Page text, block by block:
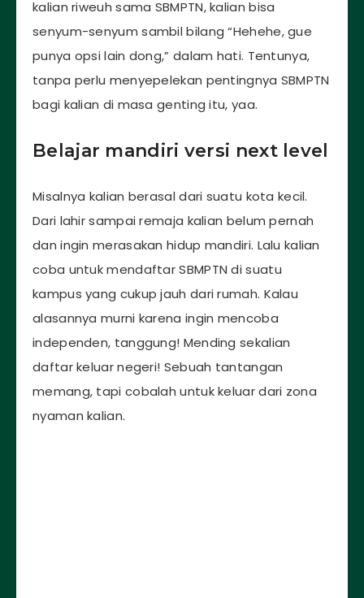
kalian riweuh sama SBMPTN, kalian bisa
senyum-senyum sambil bilang “Hehehe, gue
punya opsi lain dong,” dalam hati. Tentunya,
tanpa perlu menyepelekan pentingnya SBMPTN
bagi kalian di masa genting itu, yaa.
Belajar mandiri versi next level
Misalnya kalian berasal dari suatu kota kecil.
Dari lahir sampai remaja kalian belum pernah
dan ingin merasakan hidup mandiri. Lalu kalian
coba untuk mendaftar SBMPTN di suatu
kampus yang cukup jauh dari rumah. Kalau
alasannya murni karena ingin mencoba
independen, tanggung! Mending sekalian
daftar keluar negeri! Sebuah tantangan
memang, tapi cobalah untuk keluar dari zona
nyaman kalian.